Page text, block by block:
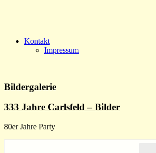
Kontakt
Impressum
Bildergalerie
333 Jahre Carlsfeld – Bilder
80er Jahre Party